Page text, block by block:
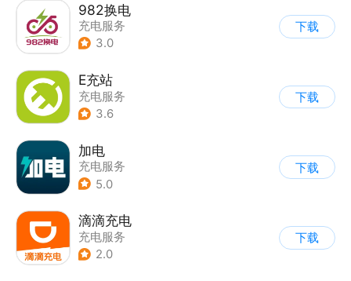
982换电
充电服务
3.0
下载
E充站
充电服务
3.6
下载
加电
充电服务
5.0
下载
滴滴充电
充电服务
2.0
下载